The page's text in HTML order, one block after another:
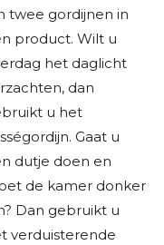
twee gordijnen in
product. Wilt u
het daglicht
dan
u het
Gaat u
dutje doen en
de kamer donker
Dan gebruikt u
verduisterende